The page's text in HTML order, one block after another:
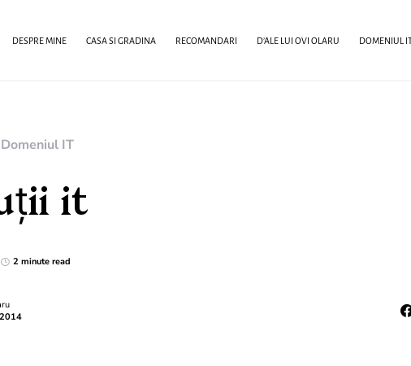
DESPRE MINE CASA SI GRADINA RECOMANDARI D’ALE LUI OVI OLARU DOMENIUL
Domeniul IT
it
2 minute read